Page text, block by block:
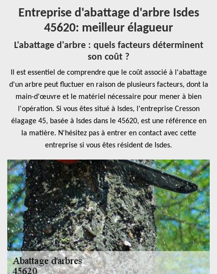
Entreprise d'abattage d'arbre Isdes
45620: meilleur élagueur
L'abattage d'arbre : quels facteurs déterminent
son coût ?
Il est essentiel de comprendre que le coût associé à l'abattage
d'un arbre peut fluctuer en raison de plusieurs facteurs, dont la
main-d'œuvre et le matériel nécessaire pour mener à bien
l'opération. Si vous êtes situé à Isdes, l'entreprise Cresson
élagage 45, basée à Isdes dans le 45620, est une référence en
la matière. N'hésitez pas à entrer en contact avec cette
entreprise si vous êtes résident de Isdes.